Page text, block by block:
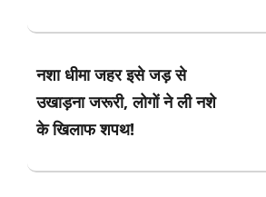
नशा धीमा जहर इसे जड़ से
उखाड़ना जरूरी, लोगों ने ली नशे
के खिलाफ शपथ!